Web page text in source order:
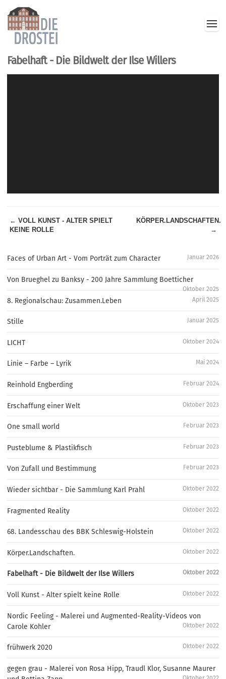
Fabelhaft - Die Bildwelt der Ilse Willers
← VOLL KUNST - ALTER SPIELT
KEINE ROLLE
KÖRPER.LANDSCHAFTEN.
→
Faces of Urban Art - Vom Porträt zum Character Januar 2026
Von Brueghel zu Banksy - 200 Jahre Sammlung Boetticher
Oktober 2025
8. Regionalschau: Zusammen.Leben April 2025
Stille Januar 2025
LICHT Oktober 2024
Linie – Farbe – Lyrik Mai 2024
Reinhold Engberding Februar 2024
Erschaffung einer Welt Oktober 2023
One small world Februar 2023
Pusteblume & Plastikfisch Februar 2023
Von Zufall und Bestimmung Februar 2023
Wieder sichtbar - Die Sammlung Karl Prahl Oktober 2022
Fragmented Reality Oktober 2022
68. Landesschau des BBK Schleswig-Holstein Oktober 2022
Körper.Landschaften. Oktober 2022
Fabelhaft - Die Bildwelt der Ilse Willers Oktober 2022
Voll Kunst - Alter spielt keine Rolle Oktober 2022
Nordic Feeling - Malerei und Augmented-Reality-Videos von
Carole Kohler
Oktober 2022
frühwerk 2020 Oktober 2022
gegen grau - Malerei von Rosa Hipp, Traudl Klor, Susanne Maurer